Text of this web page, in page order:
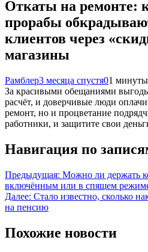
Откаты на ремонте:
прорабы
клиентов через
магазины
Рамблер3 месяца спустя01 минуты
За красивыми обещаниями
расчёт, и доверчивые люди
ремонт, но и процветание
работники, и защитите свои
Навигация по
Предыдущая: Можно ли держать
включённым или в спящем
Далее: Стало известно, сколько
на пенсию
Похожие новости